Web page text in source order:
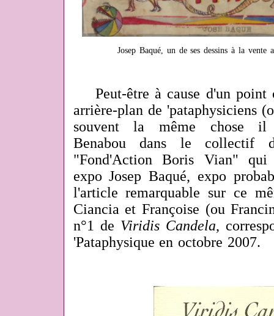
Josep Baqué, un de ses dessins à la vente
Peut-être à cause d'un point
arrière-plan de 'pataphysiciens
souvent la même chose il
Benabou dans le collectif
"Fond'Action Boris Vian" qui
expo Josep Baqué, expo
l'article remarquable sur ce
Ciancia et Françoise (ou
n°1 de Viridis Candela,
'Pataphysique en octobre 2007.